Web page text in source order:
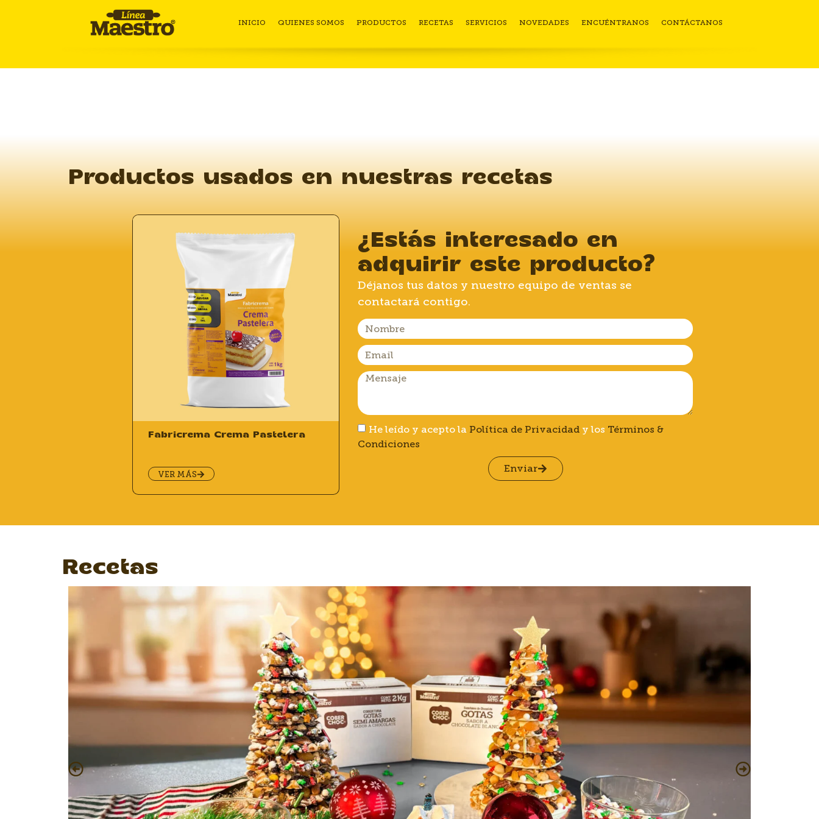
INICIO QUIENES SOMOS PRODUCTOS RECETAS SERVICIOS NOVEDADES ENCUÉNTRANOS CONTÁCTANOS
Productos usados en nuestras recetas
Fabricrema Crema Pastelera
VER MÁS
¿Estás interesado en
adquirir este producto?
Déjanos tus datos y nuestro equipo de ventas se
contactará contigo.
He leído y acepto la Política de Privacidad y los Términos &
Condiciones
Enviar
Recetas